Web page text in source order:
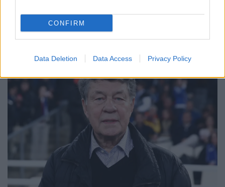
CONFIRM
Data Deletion Data Access Privacy Policy
Ο Ροντρίγκο Ντε Πολ σκόραρε για την Ίντερ
Μαϊάμι και αφιέρωσε το γκολ στον πατέρα του
Λιονέλ Μέσι